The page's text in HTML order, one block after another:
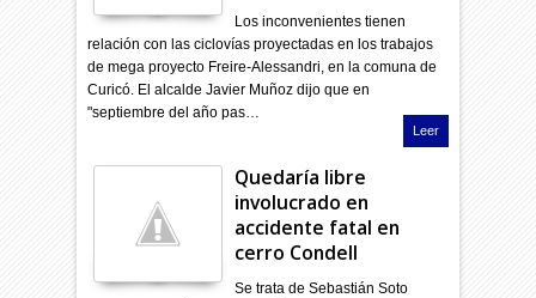
Los inconvenientes tienen
relación con las ciclovías proyectadas en los trabajos
de mega proyecto Freire-Alessandri, en la comuna de
Curicó. El alcalde Javier Muñoz dijo que en
"septiembre del año pas…
Leer
Quedaría libre
involucrado en
accidente fatal en
cerro Condell
Se trata de Sebastián Soto